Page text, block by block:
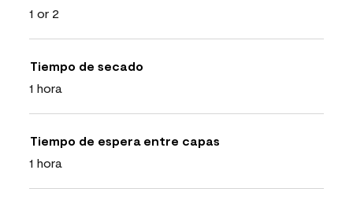
1 or 2
Tiempo de secado
1 hora
Tiempo de espera entre capas
1 hora